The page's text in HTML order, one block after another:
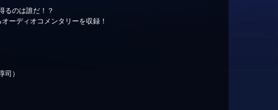
るのは誰だ！？
ーディオコメンタリーを収録！
）